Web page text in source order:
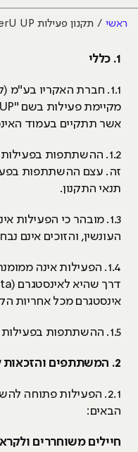
ראשי תקנון פעילות HackerU UP – פברואר 2026
1. כללי
אשר תתקיים בעמוד
1.2. ההשתתפות
זה. עצם ההשתתפות
תנאי התקנון.
1.3. מובהר כי
העונשין, והזוכים אינם
1.4. הפעילות אינה
אינסטגרם מכל אחריות
1.5. ההשתתפות בפעילות מותרת לבני 18 ומעלה בלבד.
2. המשתתפים והזכאות להשתתף (תנאי הסף)
2.1. הפעילות פתוחה
הבאים:
חיילים משוחררים